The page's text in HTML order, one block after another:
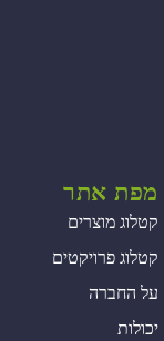
מפת אתר
קטלוג מוצרים
קטלוג פרויקטים
על החברה
יכולות